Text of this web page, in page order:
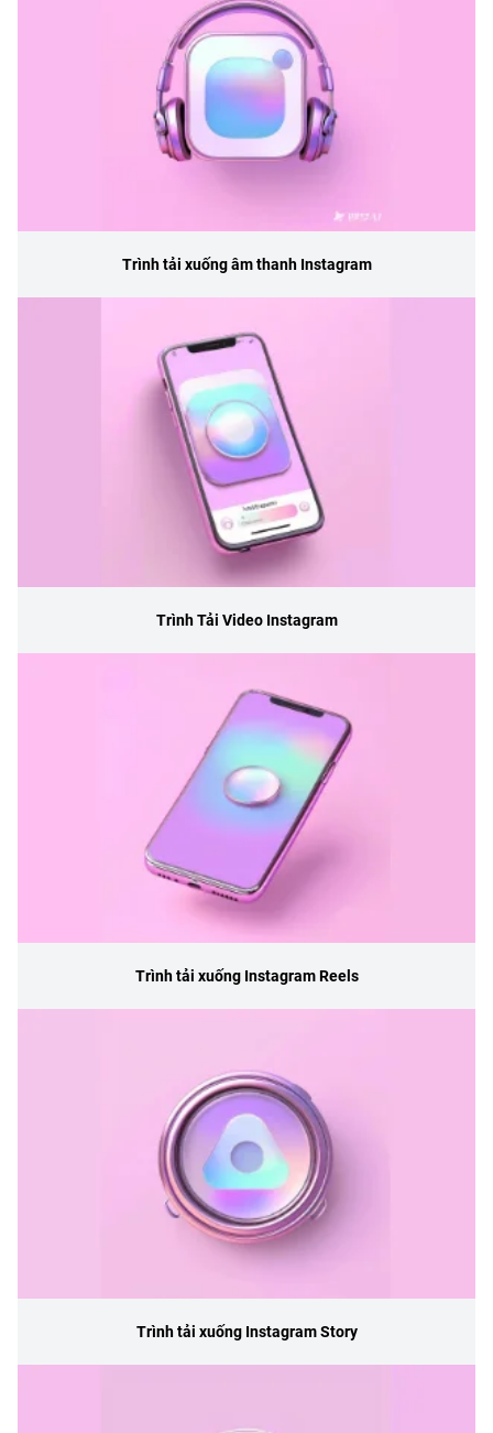
Trình tải xuống âm thanh Instagram
Trình Tải Video Instagram
Trình tải xuống Instagram Reels
Trình tải xuống Instagram Story